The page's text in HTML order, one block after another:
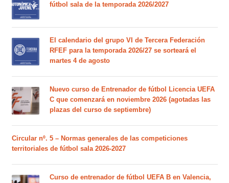
fútbol sala de la temporada 2026/2027
El calendario del grupo VI de Tercera Federación
RFEF para la temporada 2026/27 se sorteará el
martes 4 de agosto
Nuevo curso de Entrenador de fútbol Licencia UEFA
C que comenzará en noviembre 2026 (agotadas las
plazas del curso de septiembre)
Circular nº. 5 – Normas generales de las competiciones
territoriales de fútbol sala 2026-2027
Curso de entrenador de fútbol UEFA B en Valencia,